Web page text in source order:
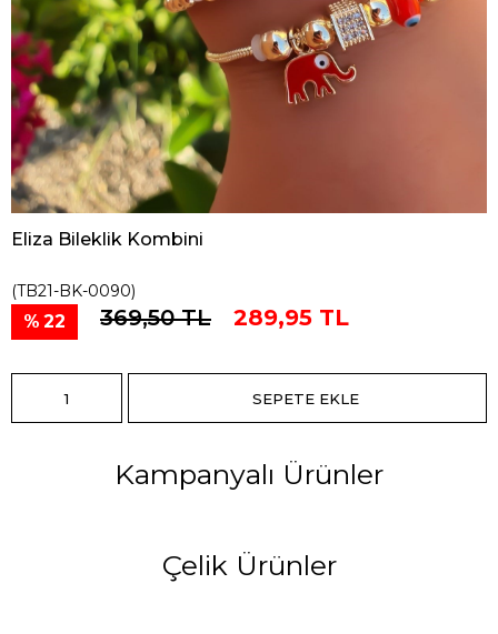
Eliza Bileklik Kombini
(TB21-BK-0090)
22 369,50 TL 289,95 TL
Kampanyalı Ürünler
Çelik Ürünler